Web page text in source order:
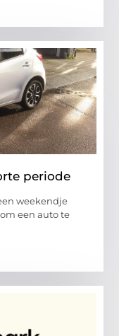
periode
weekendje
een auto te